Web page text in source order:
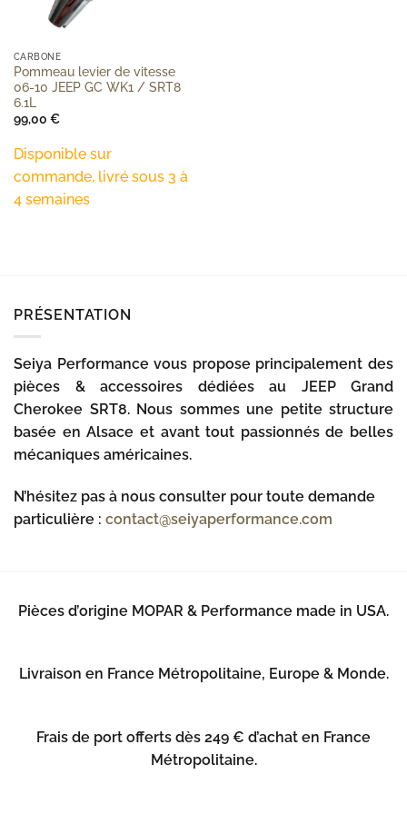
CARBONE
Pommeau levier de vitesse
06-10 JEEP GC WK1 / SRT8
6.1L
99,00 €
Disponible sur
commande, livré sous 3 à
4 semaines
PRÉSENTATION
Seiya Performance vous propose principalement des
pièces & accessoires dédiées au JEEP Grand
Cherokee SRT8. Nous sommes une petite structure
basée en Alsace et avant tout passionnés de belles
mécaniques américaines.
N’hésitez pas à nous consulter pour toute demande
particulière : contact@seiyaperformance.com
Pièces d’origine MOPAR & Performance made in USA.
Livraison en France Métropolitaine, Europe & Monde.
Frais de port offerts dès 249 € d’achat en France
Métropolitaine.